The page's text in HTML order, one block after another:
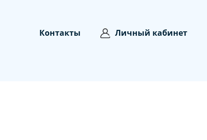
Контакты Личный кабинет